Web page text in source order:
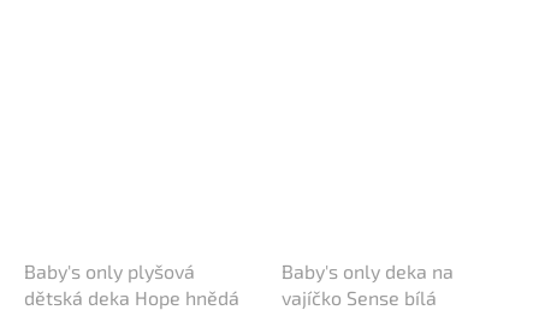
Baby's only plyšová
dětská deka Hope hnědá
Baby's only deka na
vajíčko Sense bílá